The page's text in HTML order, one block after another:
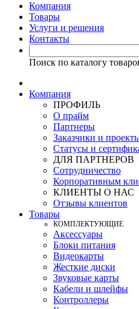
Компания
Товары
Услуги и решения
Контакты
Поиск по каталогу
Компания
ПРОФИЛЬ
О прайм
Партнеры
Заказчики и
Статусы и
ДЛЯ ПАРТНЕРОВ
Сотрудничество
Корпоративным
КЛИЕНТЫ О НАС
Отзывы клиентов
Товары
КOМПЛЕКТУЮЩИЕ
Аксессуары
Блоки питания
Видеокарты
Жесткие диски
Звуковые карты
Кабели и шлейфы
Контроллеры